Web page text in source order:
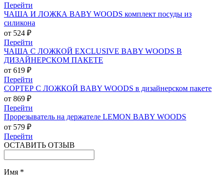
Перейти
ЧАША И ЛОЖКА BABY WOODS комплект посуды из
силикона
от 524 ₽
Перейти
ЧАША С ЛОЖКОЙ EXCLUSIVE BABY WOODS В
ДИЗАЙНЕРСКОМ ПАКЕТЕ
от 619 ₽
Перейти
СОРТЕР С ЛОЖКОЙ BABY WOODS в дизайнерском пакете
от 869 ₽
Перейти
Прорезыватель на держателе LEMON BABY WOODS
от 579 ₽
Перейти
ОСТАВИТЬ ОТЗЫВ
Имя *